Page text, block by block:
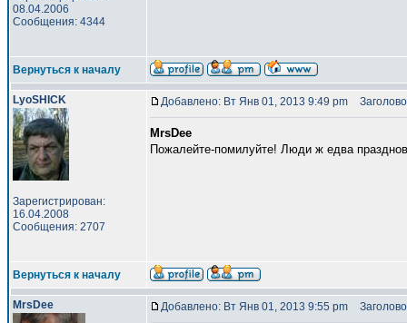
08.04.2006
Сообщения: 4344
Вернуться к началу
LyoSHICK
Зарегистрирован:
16.04.2008
Сообщения: 2707
Добавлено: Вт Янв 01, 2013 9:49 pm
MrsDee
Пожалейте-помилуйте! Люди ж едва
Вернуться к началу
MrsDee Добавлено: Вт Янв 01, 2013 9:55 pm